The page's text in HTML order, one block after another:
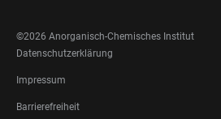
SOCIAL
©2026 Anorganisch-Chemisches Institut
FOOTER
LEGAL
Datenschutzerklärung
Impressum
Barrierefreiheit